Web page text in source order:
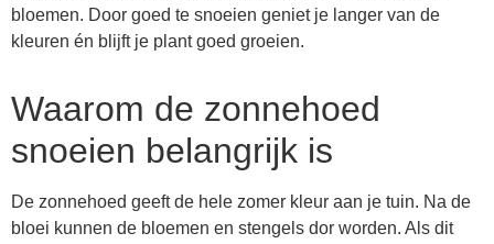
bloemen. Door goed te snoeien geniet je langer van de
kleuren én blijft je plant goed groeien.
Waarom de zonnehoed
snoeien belangrijk is
De zonnehoed geeft de hele zomer kleur aan je tuin. Na de
bloei kunnen de bloemen en stengels dor worden. Als dit